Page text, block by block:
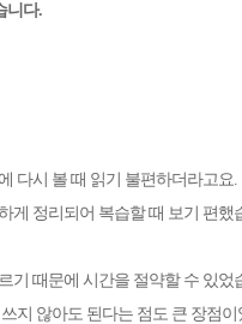
니다.
다시 볼 때 읽기 불편하더라고요.
게 정리되어 복습할 때 보기 편했
기 때문에 시간을 절약할 수 있었
지 않아도 된다는 점도 큰 장점